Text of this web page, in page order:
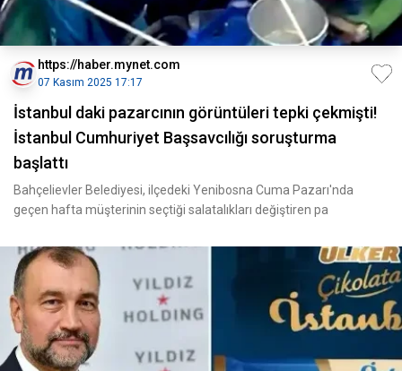
https://haber.mynet.com
07 Kasım 2025 17:17
İstanbul daki pazarcının görüntüleri tepki çekmişti!
İstanbul Cumhuriyet Başsavcılığı soruşturma
başlattı
Bahçelievler Belediyesi, ilçedeki Yenibosna Cuma Pazarı'nda
geçen hafta müşterinin seçtiği salatalıkları değiştiren pa